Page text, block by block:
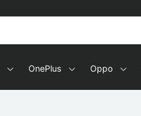
OnePlus Oppo